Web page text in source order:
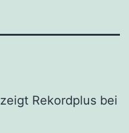
Rekordplus bei